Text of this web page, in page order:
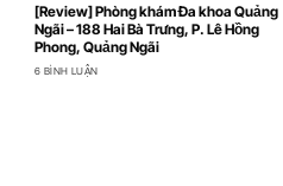
[Review] Phòng khám Đa khoa Quảng
Ngãi – 188 Hai Bà Trưng, P. Lê Hồng
Phong, Quảng Ngãi
6 BÌNH LUẬN